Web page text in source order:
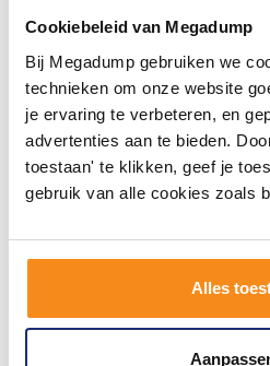
Cookiebeleid van Megadump
Bij Megadump gebruiken we
technieken om onze website
je ervaring te verbeteren, en
advertenties aan te bieden.
toestaan' te klikken, geef je
gebruik van alle cookies zoals
Alles
inspirerende